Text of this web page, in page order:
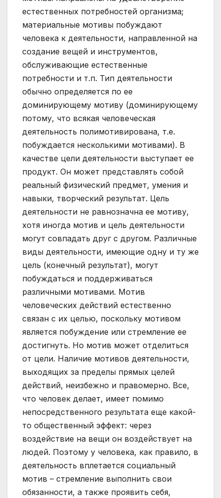
естественных потребностей организма;
материальные мотивы побуждают
человека к деятельности, направленной на
создание вещей и инструментов,
обслуживающие естественные
потребности и т.п. Тип деятельности
обычно определяется по ее
доминирующему мотиву (доминирующему
потому, что всякая человеческая
деятельность полимотивирована, т.е.
побуждается несколькими мотивами). В
качестве цели деятельности выступает ее
продукт. Он может представлять собой
реальный физический предмет, умения и
навыки, творческий результат. Цель
деятельности не равнозначна ее мотиву,
хотя иногда мотив и цель деятельности
могут совпадать друг с другом. Различные
виды деятельности, имеющие одну и ту же
цель (конечный результат), могут
побуждаться и поддерживаться
различными мотивами. Мотив
человеческих действий естественно
связан с их целью, поскольку мотивом
является побуждение или стремление ее
достигнуть. Но мотив может отделиться
от цели. Наличие мотивов деятельности,
выходящих за пределы прямых целей
действий, неизбежно и правомерно. Все,
что человек делает, имеет помимо
непосредственного результата еще какой-
то общественный эффект: через
воздействие на вещи он воздействует на
людей. Поэтому у человека, как правило, в
деятельность вплетается социальный
мотив – стремление выполнить свои
обязанности, а также проявить себя,